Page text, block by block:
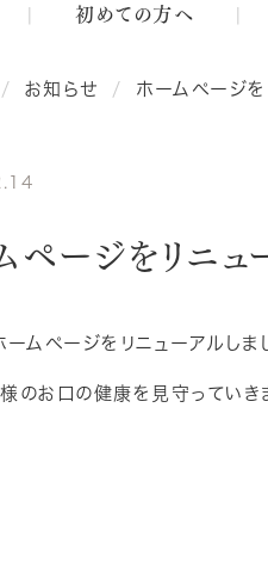
初めての方へ
お知らせ ホームページを
ページをリニュ
ームページをリニューアルしま
のお口の健康を見守っていき